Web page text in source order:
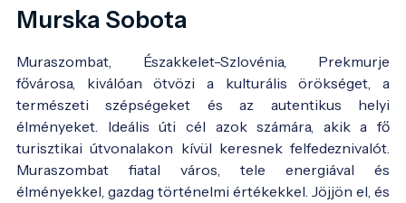
Murska Sobota
Muraszombat, Északkelet-Szlovénia, Prekmurje
fővárosa, kiválóan ötvözi a kulturális örökséget, a
természeti szépségeket és az autentikus helyi
élményeket. Ideális úti cél azok számára, akik a fő
turisztikai útvonalakon kívül keresnek felfedeznivalót.
Muraszombat fiatal város, tele energiával és
élményekkel, gazdag történelmi értékekkel. Jöjjön el, és